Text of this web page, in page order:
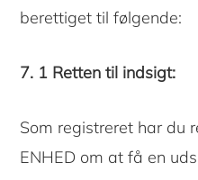
berettiget til følgende:
7. 1 Retten til indsigt:
Som registreret har du
ENHED om at få en